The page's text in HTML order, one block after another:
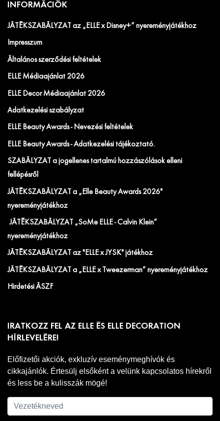
INFORMÁCIÓK
JÁTÉKSZABÁLYZAT az „ELLE x Disney+” nyereményjátékhoz
Impresszum
Általános szerződési feltételek
ELLE Médiaajánlat 2026
ELLE Decor Médiaajánlat 2026
Adatkezelési szabályzat
ELLE Beauty Awards - Nevezési feltételek
ELLE Beauty Awards - Adatkezelési tájékoztató.
SZABÁLYZAT a jogellenes tartalmú hozzászólások elleni
fellépésről
JÁTÉKSZABÁLYZAT a „Elle Beauty Awards 2026"
nyereményjátékhoz
JÁTÉKSZABÁLYZAT „SoMe ELLE - Calvin Klein”
nyereményjátékhoz
JÁTÉKSZABÁLYZAT az "ELLE x JYSK" játékhoz
JÁTÉKSZABÁLYZAT a „ELLE x Tweezerman” nyereményjátékhoz
Hirdetési ÁSZF
IRATKOZZ FEL AZ ELLE ÉS ELLE DECORATION
HÍRLEVELÉRE!
Előfizetői akciók, exkluzív eseménymeghívók és
cikkajánlók. Értesülj elsőként a velünk kapcsolatos hírekről
és less be a kulisszák mögé!